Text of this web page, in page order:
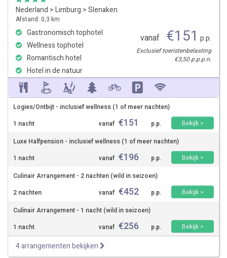
Nederland >Limburg >Slenaken
Afstand: 0,3 km
Gastronomisch tophotel
Wellness tophotel
Romantisch hotel
Hotel in de natuur
vanaf €151 p.p.
Exclusief toeristenbelasting
€3,50 p.p.p.n.
Logies/Ontbijt - inclusief wellness (1 of meer nachten)
1 nacht
vanaf €151 p.p.
Bekijk >
Luxe Halfpension - inclusief wellness (1 of meer nachten)
1 nacht
vanaf €196 p.p.
Bekijk >
Culinair Arrangement - 2 nachten (wild in seizoen)
2 nachten
vanaf €452 p.p.
Bekijk >
Culinair Arrangement - 1 nacht (wild in seizoen)
1 nacht
vanaf €256 p.p. Bekijk >
4 arrangementen bekijken